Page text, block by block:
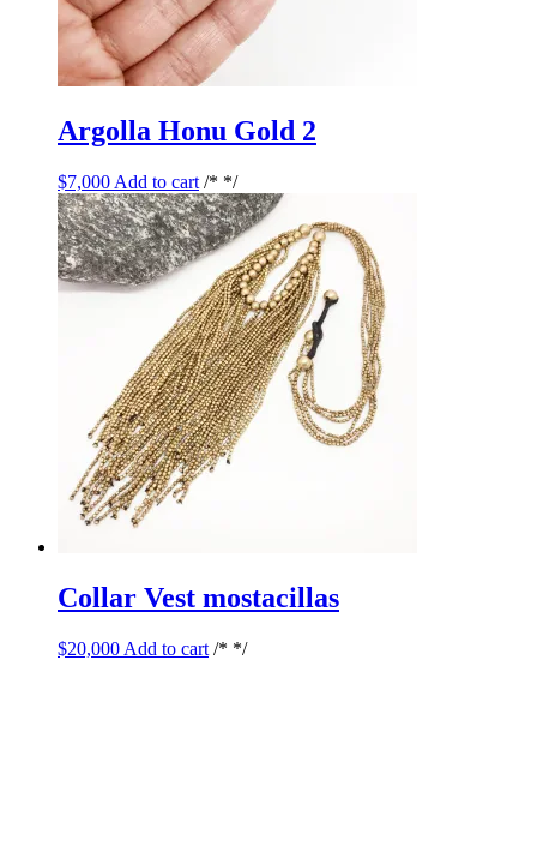
Argolla Honu Gold 2
$7,000 Add to cart /* */
Collar Vest mostacillas
$20,000 Add to cart /* */